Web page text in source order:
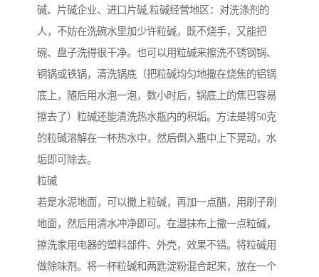
碱、片碱企业、进口片碱,粒碱经营地区：对洗涤剂的
人，不妨在洗碗水里加少许粒碱，既不烧手，又能把
碗、盘子洗得很干净。也可以用粒碱来擦洗不锈钢锅、
铜锅或铁锅，清洗锅底（把粒碱均匀地撒在烧焦的铝锅
底上，随后用水泡一泡，数小时后，锅底上的焦巴容易
擦去了）粒碱还能清洗热水瓶内的积垢。方法是将50克
的粒碱溶解在一杯热水中，然后倒入瓶中上下晃动，水
垢即可除去。
粒碱
若是水泥地面，可以撒上粒碱，再加一点醋，用刷子刷
地面，然后用清水冲净即可。在湿抹布上撒一点粒碱，
擦洗家用电器的塑料部件、外壳，效果不错。将粒碱用
做除味剂。将一杯粒碱和两匙淀粉混合起来，放在一个